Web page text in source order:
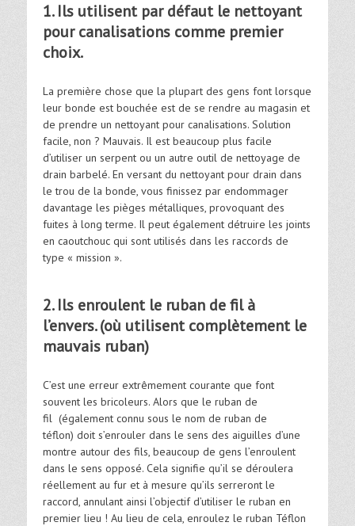
1. Ils utilisent par défaut le nettoyant
pour canalisations comme premier
choix.
La première chose que la plupart des gens font lorsque
leur bonde est bouchée est de se rendre au magasin et
de prendre un nettoyant pour canalisations. Solution
facile, non ? Mauvais. Il est beaucoup plus facile
d’utiliser un serpent ou un autre outil de nettoyage de
drain barbelé. En versant du nettoyant pour drain dans
le trou de la bonde, vous finissez par endommager
davantage les pièges métalliques, provoquant des
fuites à long terme. Il peut également détruire les joints
en caoutchouc qui sont utilisés dans les raccords de
type « mission ».
2. Ils enroulent le ruban de fil à
l’envers. (où utilisent complètement le
mauvais ruban)
C’est une erreur extrêmement courante que font
souvent les bricoleurs. Alors que le ruban de
fil (également connu sous le nom de ruban de
téflon) doit s’enrouler dans le sens des aiguilles d’une
montre autour des fils, beaucoup de gens l’enroulent
dans le sens opposé. Cela signifie qu’il se déroulera
réellement au fur et à mesure qu’ils serreront le
raccord, annulant ainsi l’objectif d’utiliser le ruban en
premier lieu ! Au lieu de cela, enroulez le ruban Téflon